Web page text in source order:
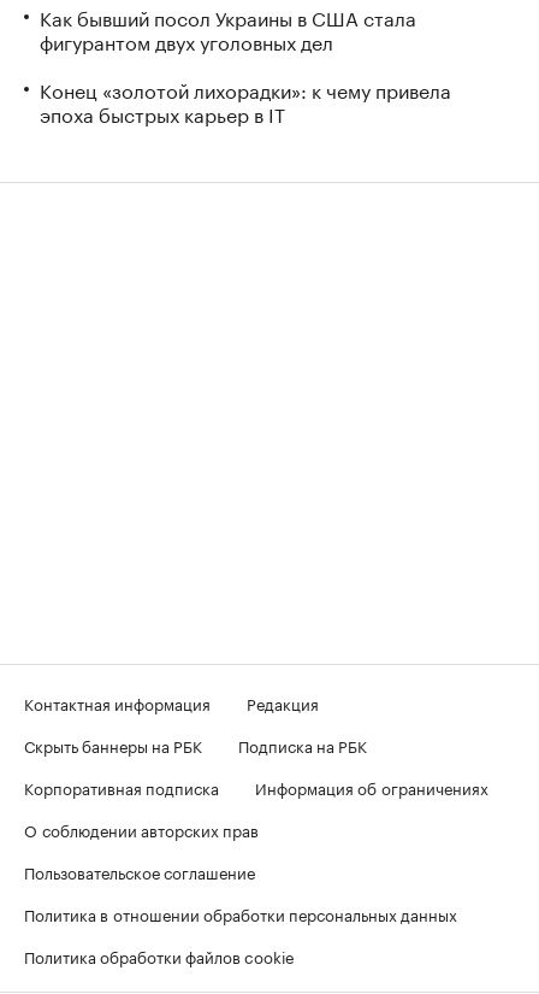
Как бывший посол Украины в США стала
фигурантом двух уголовных дел
Конец «золотой лихорадки»: к чему привела
эпоха быстрых карьер в IT
Контактная информация
Редакция
Скрыть баннеры на РБК
Подписка на РБК
Корпоративная подписка
Информация об ограничениях
О соблюдении авторских прав
Пользовательское соглашение
Политика в отношении обработки персональных данных
Политика обработки файлов cookie